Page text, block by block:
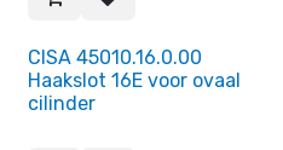
CISA 45010.16.0.00
Haakslot 16E voor ovaal
cilinder